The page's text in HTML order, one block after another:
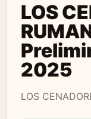
LOS
2025
LOS